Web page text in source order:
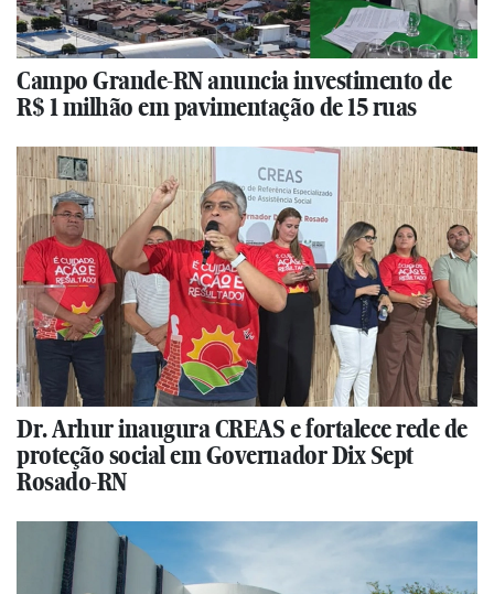
Campo Grande-RN anuncia investimento de
R$ 1 milhão em pavimentação de 15 ruas
Dr. Arhur inaugura CREAS e fortalece rede de
proteção social em Governador Dix Sept
Rosado-RN